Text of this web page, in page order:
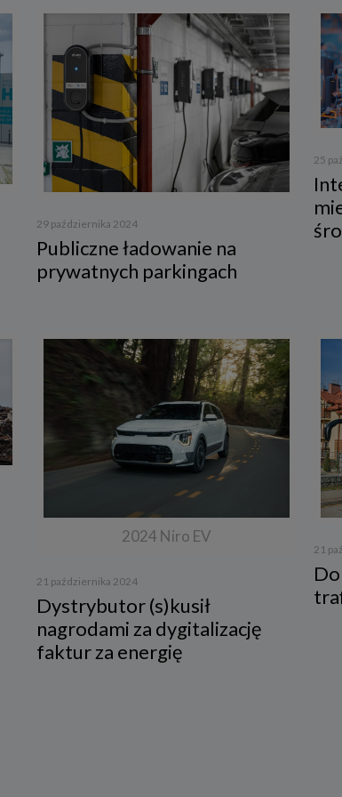
29 października 2024
Publiczne ładowanie na
prywatnych parkingach
25
2024 Niro EV
21 października 2024
Dystrybutor (s)kusił
nagrodami za dygitalizację
faktur za energię
21
3. Zakres przetwarzanych danych
Spółka przetwarza dane, które użytkownicy podają lub
stron i aplikacji w ramach korzystania z naszych usług
aktywności użytkownika na stronie).
Spółka przetwarza również dane, które użytkownik
korzystania z usługi newslettera, tj. imię, nazwisko,
4. Cel i podstawa przetwarzania danych
Twoje dane będą przetwarzane do celu:
a) realizacji usługi w oparciu o regulamin korzystania z
swoje konto lub skorzysta z usługi newslettera
b) dopasowania treści serwisu do zainteresowań
oraz pomiarów statystycznych i udoskonalenia usług,
uzasadnionego interesu (podstawa z art. 6 ust. 1 lit. f
5. Wymóg podania danych
Podanie danych w celu realizacji usług jest niezbędne
niepodania tych danych usługa nie będzie mogła być
Przetwarzanie danych w pozostałych celach tj.
zainteresowań, pomiarów statystycznych i
niezbędne w celu zapewnienia wysokiej jakości usług.
w tych celach może uniemożliwić poprawne świadczenie
6. Prawo do sprzeciwu
W każdej chwili przysługuje Ci prawo do wniesienia
danych opisanych powyżej. Przestaniemy przetwarzać
będziemy w stanie wykazać, że w stosunku do Twoich
uzasadnione podstawy, które są nadrzędne wobec
Twoje dane będą nam niezbędne do ewentualnego
W każdej chwili przysługuje Ci prawo do wniesienia
danych w celu prowadzenia marketingu
zaprzestaniemy przetwarzania danych w tym celu.
7. Okres przechowywania danych